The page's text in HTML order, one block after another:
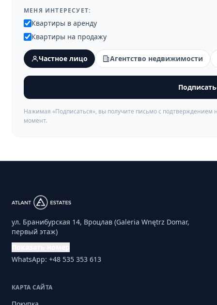
МЕНЯ ИНТЕРЕСУЕТ:
Квартиры в аренду
Квартиры на продажу
Частное лицо Агентство недвижимости
Нажимая «Подписаться», вы получите письмо с
момент.
ул. Бранибурская 14, Вроцлав (Galeria Wnętrz Domar,
первый этаж)
WhatsApp: +48 535 353 613
КАРТА САЙТА